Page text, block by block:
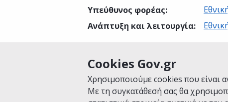
Cookies Gov.gr
Χρησιμοποιούμε cookies που είναι
Με τη συγκατάθεσή σας θα
Υπεύθυνος φορέας:
Ανάπτυξη και λειτουργία:
Είναι χρήσιμη αυτή η σελίδα;